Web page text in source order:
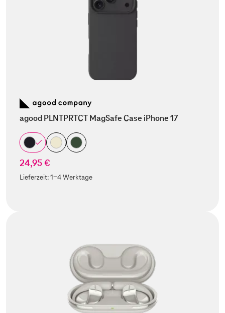
agood PLNTPRTCT MagSafe Case iPhone 17
24,95 €
Lieferzeit:1-4 Werktage